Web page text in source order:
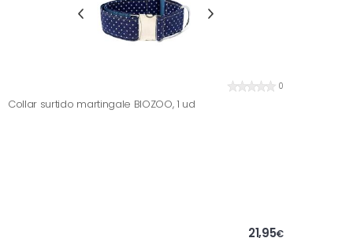
0
Collar surtido martingale BIOZOO, 1 ud
21,95€